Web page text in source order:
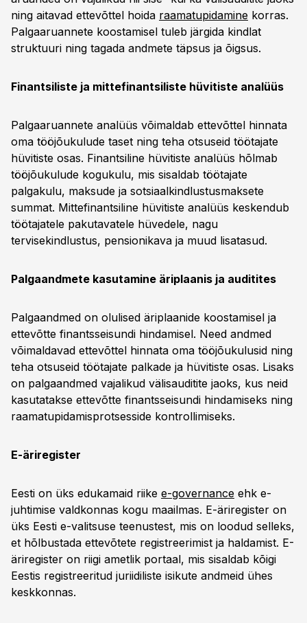
ning aitavad ettevõttel hoida raamatupidamine korras.
Palgaaruannete koostamisel tuleb järgida kindlat
struktuuri ning tagada andmete täpsus ja õigsus.
Finantsiliste ja mittefinantsiliste hüvitiste analüüs
Palgaaruannete analüüs võimaldab ettevõttel hinnata
oma tööjõukulude taset ning teha otsuseid töötajate
hüvitiste osas. Finantsiline hüvitiste analüüs hõlmab
tööjõukulude kogukulu, mis sisaldab töötajate
palgakulu, maksude ja sotsiaalkindlustusmaksete
summat. Mittefinantsiline hüvitiste analüüs keskendub
töötajatele pakutavatele hüvedele, nagu
tervisekindlustus, pensionikava ja muud lisatasud.
Palgaandmete kasutamine äriplaanis ja auditites
Palgaandmed on olulised äriplaanide koostamisel ja
ettevõtte finantsseisundi hindamisel. Need andmed
võimaldavad ettevõttel hinnata oma tööjõukulusid ning
teha otsuseid töötajate palkade ja hüvitiste osas. Lisaks
on palgaandmed vajalikud välisauditite jaoks, kus neid
kasutatakse ettevõtte finantsseisundi hindamiseks ning
raamatupidamisprotsesside kontrollimiseks.
E-äriregister
Eesti on üks edukamaid riike e-governance ehk e-
juhtimise valdkonnas kogu maailmas. E-äriregister on
üks Eesti e-valitsuse teenustest, mis on loodud selleks,
et hõlbustada ettevõtete registreerimist ja haldamist. E-
äriregister on riigi ametlik portaal, mis sisaldab kõigi
Eestis registreeritud juriidiliste isikute andmeid ühes
keskkonnas.